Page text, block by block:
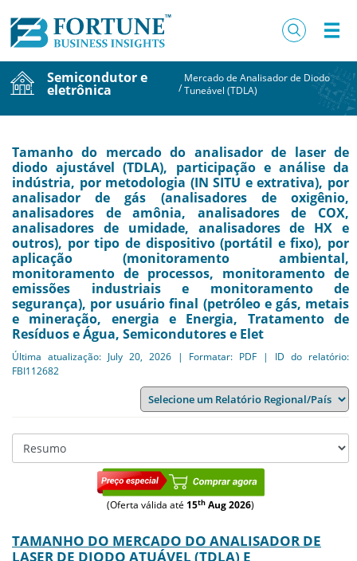
Semicondutor e
eletrônica /
Mercado de Analisador de Diodo
Tuneável (TDLA)
Tamanho do mercado do analisador de laser de
diodo ajustável (TDLA), participação e análise da
indústria, por metodologia (IN SITU e extrativa), por
analisador de gás (analisadores de oxigênio,
analisadores de amônia, analisadores de COX,
analisadores de umidade, analisadores de HX e
outros), por tipo de dispositivo (portátil e fixo), por
aplicação (monitoramento ambiental,
monitoramento de processos, monitoramento de
emissões industriais e monitoramento de
segurança), por usuário final (petróleo e gás, metais
e mineração, energia e Energia, Tratamento de
Resíduos e Água, Semicondutores e Elet
Última atualização: July 20, 2026 | Formatar: PDF | ID do relatório:
FBI112682
(Oferta válida até 15th Aug 2026)
TAMANHO DO MERCADO DO ANALISADOR DE
LASER DE DIODO ATUÁVEL (TDLA) E